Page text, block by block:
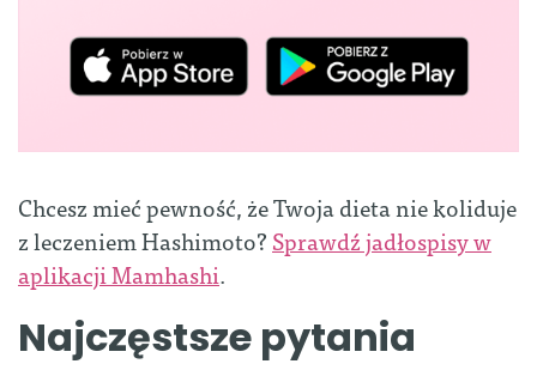
Chcesz mieć pewność, że Twoja dieta nie koliduje
z leczeniem Hashimoto?Sprawdź jadłospisy w
aplikacji Mamhashi.
Najczęstsze pytania